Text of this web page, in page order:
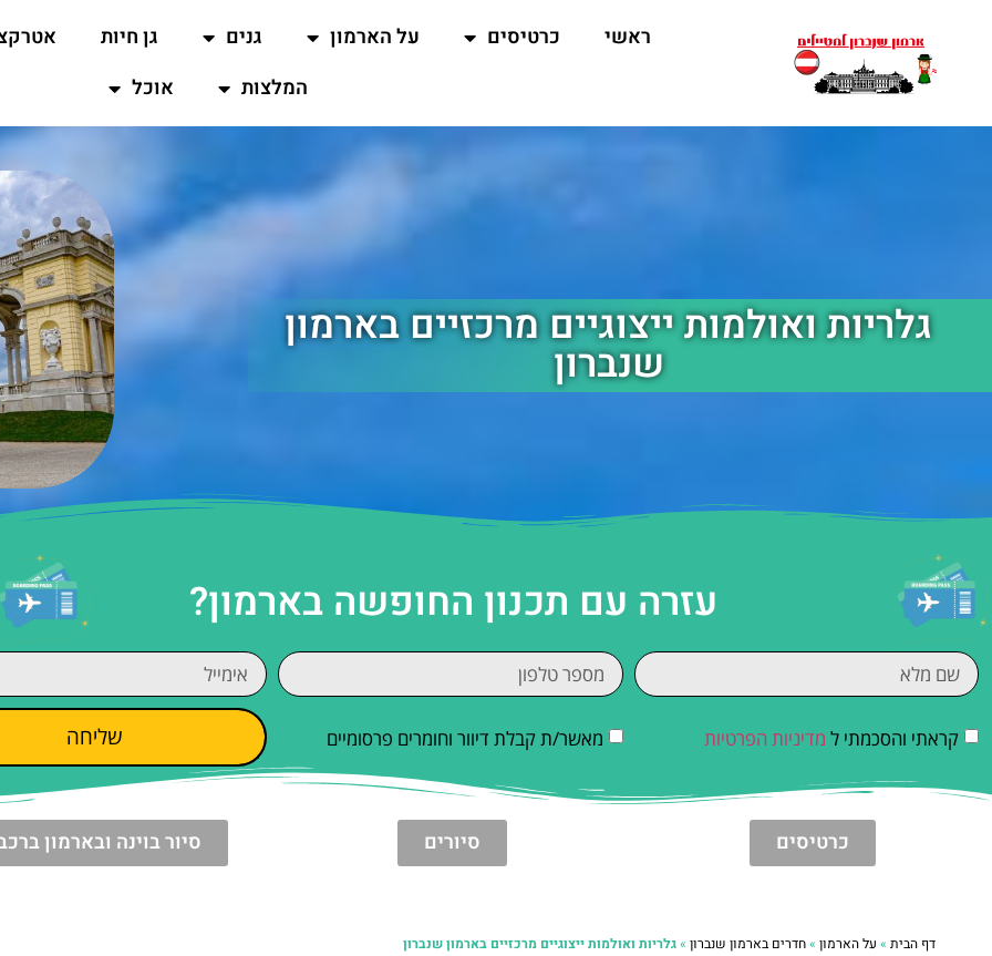
ראשי כרטיסים על הארמון גנים גן חיות
המלצות
אוכל
גלריות ואולמות ייצוגיים מרכזיים בארמון
שנברון
עזרה עם תכנון החופשה בארמון?
קראתי והסכמתי ל מדיניות הפרטיות מאשר/ת קבלת דיוור וחומרים פרסומיים שליחה
כרטיסים סיורים סיור בוינה ובארמון
דף הבית» על הארמון»חדרים בארמון שנברון»גלריות ואולמות ייצוגיים מרכזיים בארמון שנברון